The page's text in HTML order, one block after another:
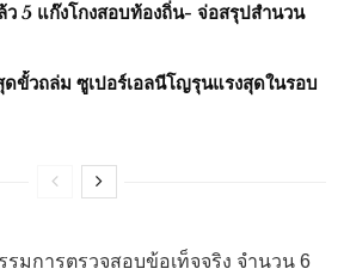
5 แก๊งโกงสอบท้องถิ่น- จ่อสรุปสำนวน
ขั้วถล่ม ซูเปอร์เอลนีโญรุนแรงสุดในรอบ
มการตรวจสอบข้อเท็จจริง จำนวน 6